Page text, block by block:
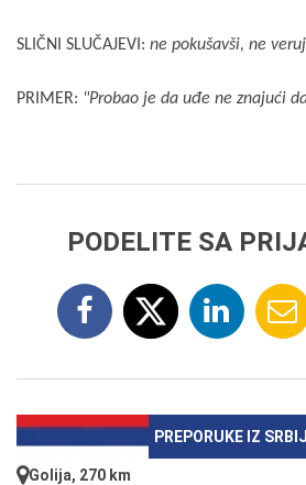
SLIČNI SLUČAJEVI: ne pokušavši, ne
PRIMER: "Probao je da uđe ne znajući
PODELITE SA
PREPORUKE IZ
Golija, 270 km